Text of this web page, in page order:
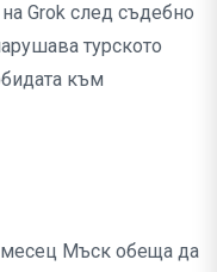
Grok след съдебно
турското
към
месец Мъск обеща да